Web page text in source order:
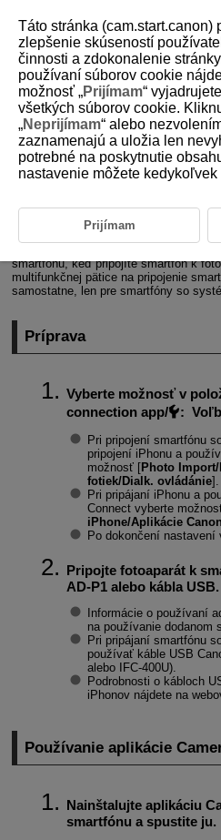
D180-248
Importovanie snímok
Príprava
Používanie funkcií smartfónu
smartfónu, keď pripojíte smartfón k
multifunkčnej pätice na pripojenie
samostatne, len pre smartfóny so
Príprava
Vyberte možnosť v
connection app/
:
Pri pripojení smartfónu
pripojení iPhonu a
možnosť [Photo
fotiek/Dialk. ovládánie].
Pri pripájaní iPhonu a
Connect vyberte
iPhone/Aplikácie
Po dokončení nastavení
Pripojte fotoaparát k
AD-P1alebo kábla USB.
Informácie o používaní
na používanie dodanom
Pri pripájaní smartfónu
používať káble USB
alebo
IFC-400U).
Podrobnosti o kábloch
iPhonov nájdete na
Používanie aplikácie
Nainštalujte aplikáciu
smartfónu a spustite ju.
Táto stránka (cam.start.canon)
zlepšenie skúseností
činnosti a zdokonalenie
používaní súborov cookie
možnosť „Prijímam“
všetkých súborov cookie.
„Neprijímam“ alebo
zaznamenajú a uložia len
potrebné na poskytnutie
nastavenie môžete kedykoľvek
Prijímam